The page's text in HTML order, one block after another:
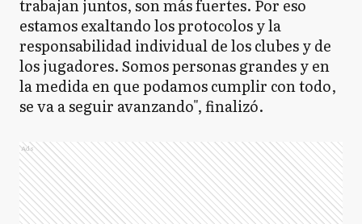
trabajan juntos, son más fuertes. Por eso
estamos exaltando los protocolos y la
responsabilidad individual de los clubes y de
los jugadores. Somos personas grandes y en
la medida en que podamos cumplir con todo,
se va a seguir avanzando", finalizó.
Ads